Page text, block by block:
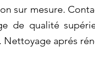
sur mesure.
de qualité
Nettoyage aprés